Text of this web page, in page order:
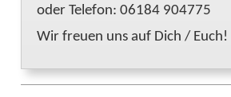
oder Telefon: 06184 904775
Wir freuen uns auf Dich / Euch!